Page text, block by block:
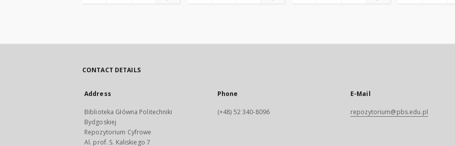
CONTACT DETAILS
Address
Biblioteka Główna Politechniki
Bydgoskiej
Repozytorium Cyfrowe
Al. prof. S. Kaliskiego 7
Phone
(+48) 52 340-8096
E-Mail
repozytorium@pbs.edu.pl